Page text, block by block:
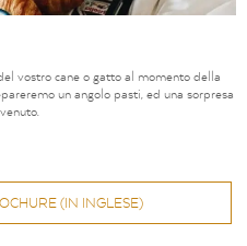
vostro cane o gatto al momento della
un angolo pasti, ed una sorpresa
(IN INGLESE)